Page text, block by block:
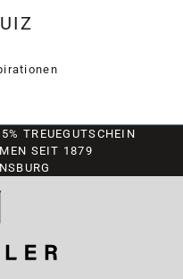
TREUEGUTSCHEIN
SEIT 1879